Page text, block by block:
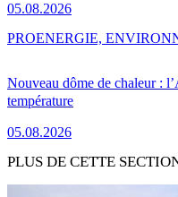
05.08.2026
Nouveau dôme de chaleur :
température
05.08.2026
PROENERGIE,
PLUS DE CETTE